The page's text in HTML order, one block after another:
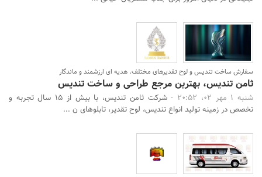
سفارش ساخت تندیس و لوح تقدیرهای مختلف، هدیه ای ارزشمند و ماندگار
ثامن تندیس، بهترین مرجع طراحی و ساخت تندیس
شنبه 1 مهر 02، 20:52 -
شرکت ثامن تندیس، با بیش از 15 سال تجربه و
تخصص در زمینه تولید انواع تندیس، لوح تقدیر، تابلوهای ن ...